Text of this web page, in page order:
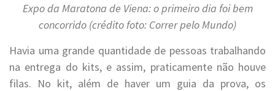
Expo da Maratona de Viena: o primeiro dia foi bem
concorrido (crédito foto: Correr pelo Mundo)
Havia uma grande quantidade de pessoas trabalhando
na entrega do kits, e assim, praticamente não houve
filas. No kit, além de haver um guia da prova, os